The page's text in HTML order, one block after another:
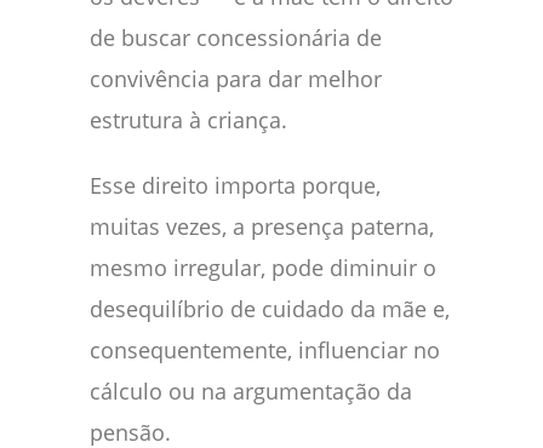
de buscar concessionária de
convivência para dar melhor
estrutura à criança.
Esse direito importa porque,
muitas vezes, a presença paterna,
mesmo irregular, pode diminuir o
desequilíbrio de cuidado da mãe e,
consequentemente, influenciar no
cálculo ou na argumentação da
pensão.